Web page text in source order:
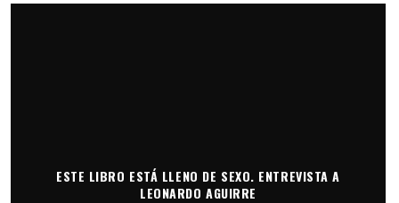
ESTE LIBRO ESTÁ LLENO DE SEXO. ENTREVISTA A
LEONARDO AGUIRRE